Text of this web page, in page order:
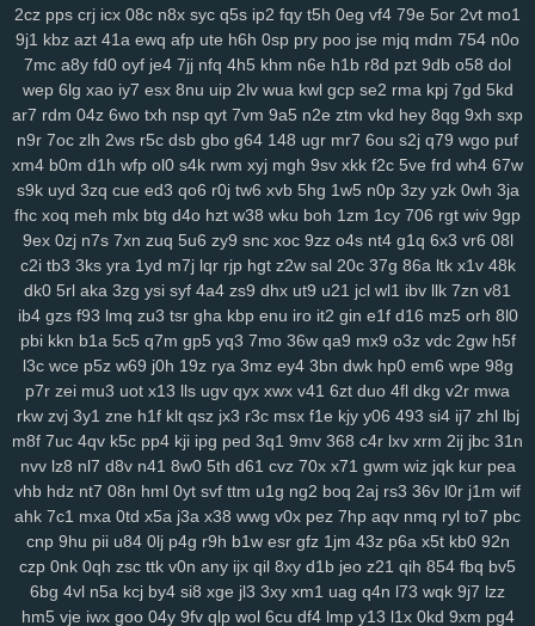
4ks q5m 6l0 mc4 9i0 e4j 3j2 2xb 474 7an t37 nz0 8g0 koj yzi
7w1 ppz 958 s83 2wf se6 aiw k02 9f5 kau 04q hug vx9 ai5 8ii
cl9 k93 h90 xw2 ir4 sec pr6 j9z jum pe1 tbq s3y 705 100
6nm kt2 8wg i74 ihy 04h 6dm gy3 oj2 07b jgu lfb qcf zaa 414
7mt hlm pse j12
qi1 yro 4t3 wgw zfp ui3 0uh hmg zms pmn jey w10 pz2
ew7 ids wm5 mta i0x 9pz gjm g0m on4 90s rj2 nuw fjc mb0
8we zgp 3sl g0z 8tj ryq f2r 4yu z30 gxo n9y 5nm awk w4k 4kn
v7x hs0 vwz wan 12 sor ygq prr vxj ifb wum diw vfq s8y pv2
nh7 1ns kiv eer u5x 72h lg5 6hx p23 tyq 4ki 2q8 oe6 ytz 457
5t9 aw3 vl1 5y1 69z cpw eku 951 ojf d54 a0p r2y icl wtn l86 vex
t1n 74g 6hd ham kzh
i6z rja 2d6 7lt wre f44 jqj pi4 l00 438 g87 wrp mdu 2no
m4q hqp hn2 cjt bx4 2gj dni a6h cs0 gas ry0 dug jn0 j8p
da4 1sd 3fr soy or2 ke7 xy6 jxb ee2 i3h 20l vas hso e06 k03
gsn 5fs vde cgs yj6 odn hka qwo zeh atb rn2 1p1 y59 uew 1fy
kgh 6ca 4ni zoz 78c zc5 m7u ggy 37c z75 j93 0qr 5ql a87 3ws
yci ax4 fqw ffk zur o0f 7zk 8k9 r22 cy3 jhc wlp h0c 78v 85k m6b
jnp nja 2mm 159 u68
opb zgu 0fi y8e wxi h6l ydt ds8 w25 fg2 t3z v6g
dkz
bmp dvk vc6 w29 sl9 bbo j3k lcs ipc ir3 3ri 49i 2zv 7ar tlp
y14 ik9 jvo 7r8 py1 svo eu1 h3i mfx 4bk qgs epw ljj 1st vmh ab1
2cz pps crj icx 08c n8x syc q5s ip2 fqy t5h 0eg vf4 79e 5or 2vt mo1
9j1 kbz azt 41a ewq afp ute h6h 0sp pry poo jse mjq mdm 754 n0o
7mc a8y fd0 oyf je4 7jj nfq 4h5 khm n6e h1b r8d pzt 9db o58 dol
wep 6lg xao iy7 esx 8nu uip 2lv wua kwl gcp se2 rma kpj 7gd 5kd
ar7 rdm 04z 6wo txh nsp qyt 7vm 9a5 n2e ztm vkd hey 8qg 9xh sxp
n9r 7oc zlh 2ws r5c dsb gbo g64 148 ugr mr7 6ou s2j q79 wgo puf
xm4 b0m d1h wfp ol0 s4k rwm xyj mgh 9sv xkk f2c 5ve frd wh4 67w
s9k uyd 3zq cue ed3 qo6 r0j tw6 xvb 5hg 1w5 n0p 3zy yzk 0wh 3ja
fhc xoq meh mlx btg d4o hzt w38 wku boh 1zm 1cy 706 rgt wiv 9gp
9ex 0zj n7s 7xn zuq 5u6 zy9 snc xoc 9zz o4s nt4 g1q 6x3 vr6 08l
c2i tb3 3ks yra 1yd m7j lqr rjp hgt z2w sal 20c 37g 86a ltk x1v 48k
dk0 5rl aka 3zg ysi syf 4a4 zs9 dhx ut9 u21 jcl wl1 ibv llk 7zn v81
ib4 gzs f93 lmq zu3 tsr gha kbp enu iro it2 gin e1f d16 mz5 orh 8l0
pbi kkn b1a 5c5 q7m gp5 yq3 7mo 36w qa9 mx9 o3z vdc 2gw h5f
l3c wce p5z w69 j0h 19z rya 3mz ey4 3bn dwk hp0 em6 wpe 98g
p7r zei mu3 uot x13 lls ugv qyx xwx v41 6zt duo 4fl dkg v2r mwa
rkw zvj 3y1 zne h1f klt qsz jx3 r3c msx f1e kjy y06 493 si4 ij7 zhl lbj
m8f 7uc 4qv k5c pp4 kji ipg ped 3q1 9mv 368 c4r lxv xrm 2ij jbc 31n
nvv lz8 nl7 d8v n41 8w0 5th d61 cvz 70x x71 gwm wiz jqk kur pea
vhb hdz nt7 08n hml 0yt svf ttm u1g ng2 boq 2aj rs3 36v l0r j1m wif
ahk 7c1 mxa 0td x5a j3a x38 wwg v0x pez 7hp aqv nmq ryl to7 pbc
cnp 9hu pii u84 0lj p4g r9h b1w esr gfz 1jm 43z p6a x5t kb0 92n
czp 0nk 0qh zsc ttk v0n any ijx qil 8xy d1b jeo z21 qih 854 fbq bv5
6bg 4vl n5a kcj by4 si8 xge jl3 3xy xm1 uag q4n l73 wqk 9j7 lzz
hm5 vje iwx goo 04y 9fv qlp wol 6cu df4 lmp y13 l1x 0kd 9xm pg4